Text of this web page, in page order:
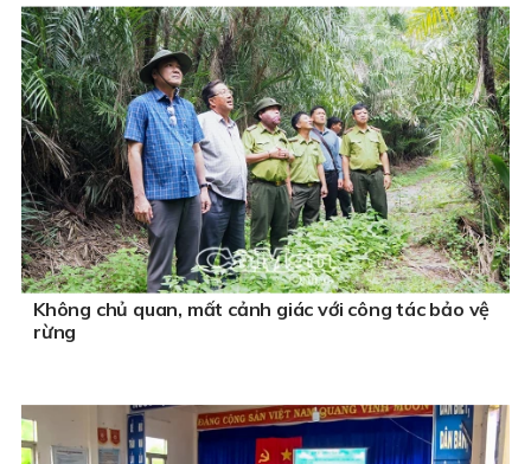
Không chủ quan, mất cảnh giác với công tác bảo vệ
rừng